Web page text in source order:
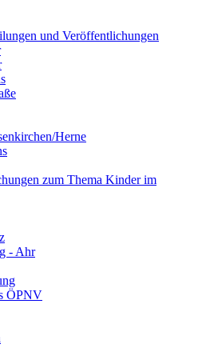
und Veröffentlichungen
Herne
zum Thema Kinder im
- Ahr
ÖPNV